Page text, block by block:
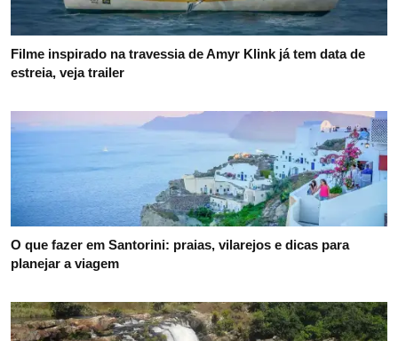
Filme inspirado na travessia de Amyr Klink já tem data de
estreia, veja trailer
O que fazer em Santorini: praias, vilarejos e dicas para
planejar a viagem